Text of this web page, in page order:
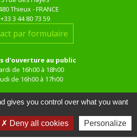
Thieux - FRANCE
+33 3 44 80 73 59
par formulaire
d'ouverture au public
de 16h00 à 18h00
de 16h00 à 17h00
gives you control over what you want
Deny all cookies Personalize